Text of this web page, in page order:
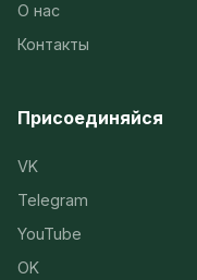
О нас
Контакты
Присоединяйся
VK
Telegram
YouTube
OK